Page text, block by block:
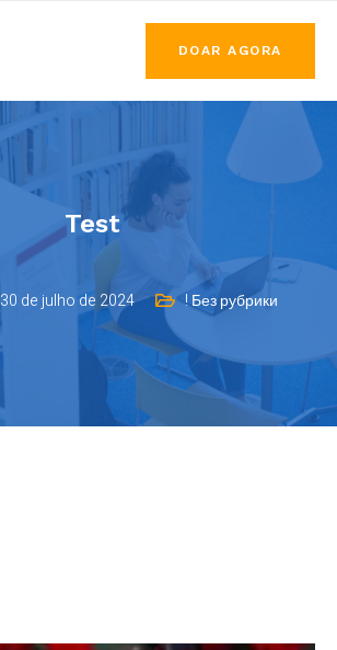
DOAR AGORA
Test
30 de julho de 2024 ! Без рубрики